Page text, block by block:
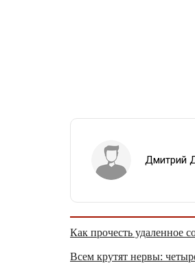
Дмитрий
Как прочесть удаленное
Всем крутят нервы: